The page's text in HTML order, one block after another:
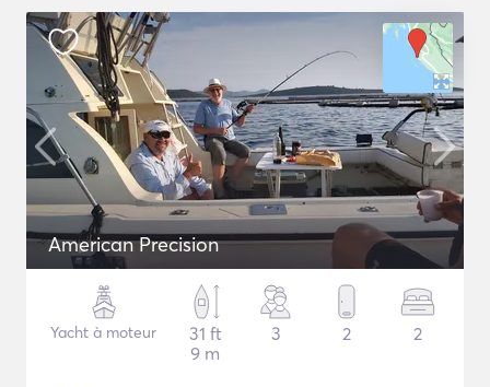
American Precision
Yacht à moteur
31 ft
9 m
3 2 2